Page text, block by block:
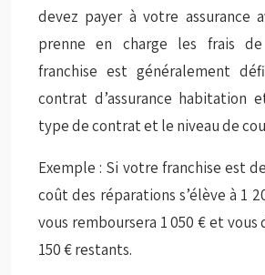
devez payer à votre assurance
prenne en charge les frais
franchise est généralement
contrat d’assurance habitation
type de contrat et le niveau de
Exemple : Si votre franchise est
coût des réparations s’élève à 1
vous remboursera 1 050 € et vous
150 € restants.